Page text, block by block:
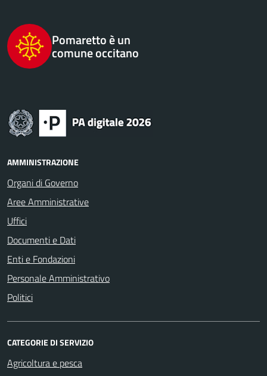
Pomaretto è un
comune occitano
AMMINISTRAZIONE
Organi di Governo
Aree Amministrative
Uffici
Documenti e Dati
Enti e Fondazioni
Personale Amministrativo
Politici
CATEGORIE DI SERVIZIO
Agricoltura e pesca